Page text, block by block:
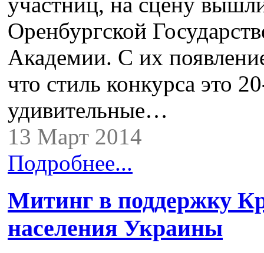
Оренбургской
Академии. С их
что стиль конкурса это
удивительные…
13 Март 2014
Подробнее...
Митинг в поддержку
населения Украины